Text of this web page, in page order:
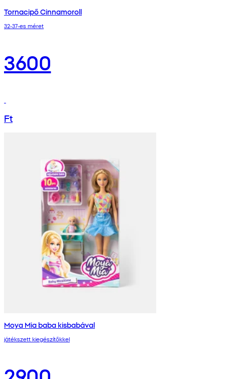
Tornacipő Cinnamoroll
32-37-es méret
3600
Ft
Moya Mia baba kisbabával
játékszett kiegészítőkkel